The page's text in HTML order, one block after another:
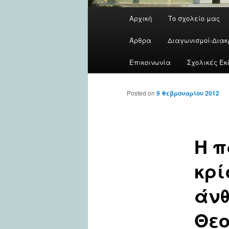
Αρχική Το σχολείο μας
Άρθρα Διαγωνισμοί-
Επικοινωνία Σχολικές
Η
Posted on 9 Φεβρουαρίου 2012